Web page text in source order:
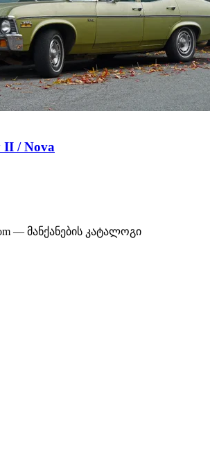
II / Nova
— მანქანების კატალოგი